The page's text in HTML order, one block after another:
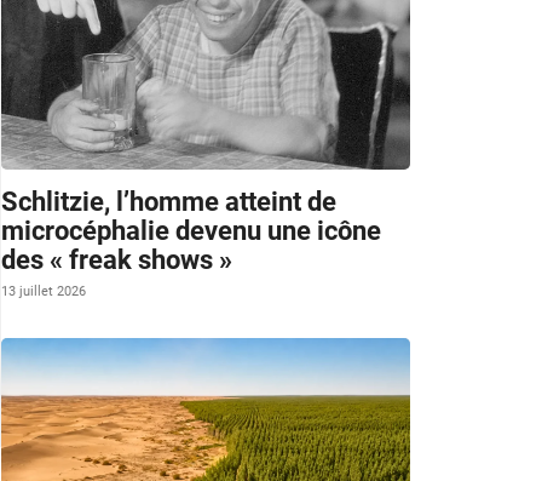
Schlitzie, l’homme atteint de
microcéphalie devenu une icône
des « freak shows »
13 juillet 2026